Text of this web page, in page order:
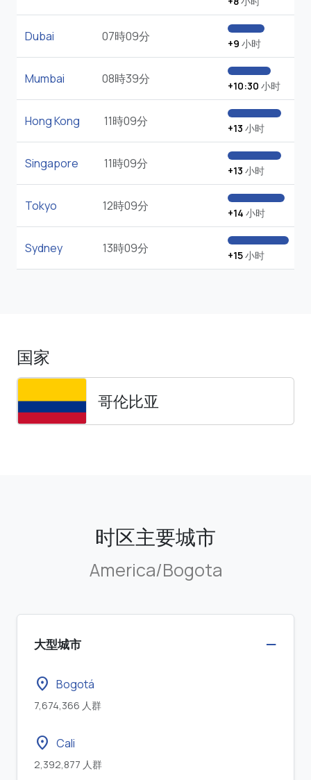
Dubai 07時09分 +9 小时
Mumbai 08時39分 +10:30 小时
Hong Kong 11時09分 +13 小时
Singapore 11時09分 +13 小时
Tokyo 12時09分 +14 小时
Sydney 13時09分 +15小时
国家
哥伦比亚
时区主要城市
America/Bogota
大型城市
location_on Bogotá
7,674,366 人群
location_on Cali
2,392,877 人群